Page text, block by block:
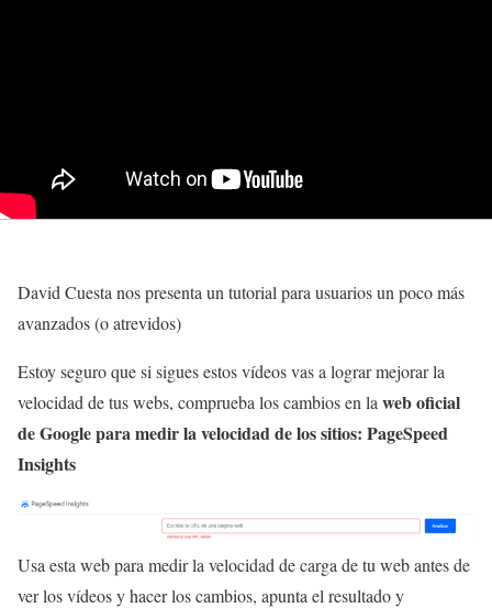
David Cuesta nos presenta un tutorial para usuarios un poco más
avanzados (o atrevidos)
Estoy seguro que si sigues estos vídeos vas a lograr mejorar la
velocidad de tus webs, comprueba los cambios en la web oficial
de Google para medir la velocidad de los sitios: PageSpeed
Insights
Usa esta web para medir la velocidad de carga de tu web antes de
ver los vídeos y hacer los cambios, apunta el resultado y